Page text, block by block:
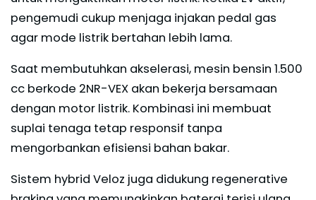
pengemudi cukup menjaga injakan pedal gas
agar mode listrik bertahan lebih lama.
Saat membutuhkan akselerasi, mesin bensin 1.500
cc berkode 2NR-VEX akan bekerja bersamaan
dengan motor listrik. Kombinasi ini membuat
suplai tenaga tetap responsif tanpa
mengorbankan efisiensi bahan bakar.
Sistem hybrid Veloz juga didukung regenerative